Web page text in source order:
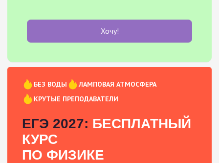
Хочу!
БЕЗ ВОДЫ
ЛАМПОВАЯ АТМОСФЕРА
КРУТЫЕ ПРЕПОДАВАТЕЛИ
ЕГЭ 2027: БЕСПЛАТНЫЙ
КУРС
ПО ФИЗИКЕ